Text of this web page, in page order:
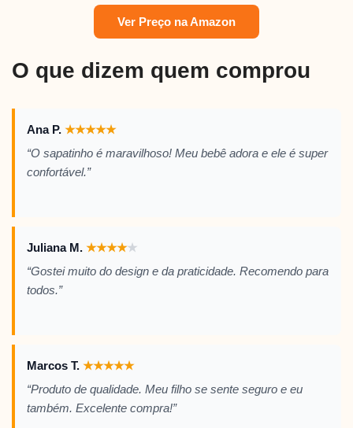
Ver Preço na Amazon
O que dizem quem comprou
Ana P. ★★★★★
“O sapatinho é maravilhoso! Meu bebê adora e ele é super
confortável.”
Juliana M. ★★★★★
“Gostei muito do design e da praticidade. Recomendo para
todos.”
Marcos T. ★★★★★
“Produto de qualidade. Meu filho se sente seguro e eu
também. Excelente compra!”